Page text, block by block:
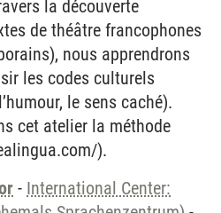
la découverte
de théâtre francophones
nous apprendrons
les codes culturels
le sens caché).
cet atelier la méthode
).
- International Center: